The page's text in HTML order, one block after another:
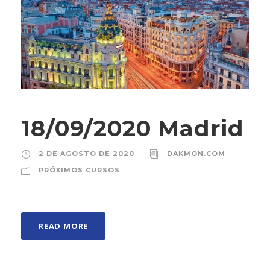
18/09/2020 Madrid
2 DE AGOSTO DE 2020
DAKMON.COM
PRÓXIMOS CURSOS
READ MORE